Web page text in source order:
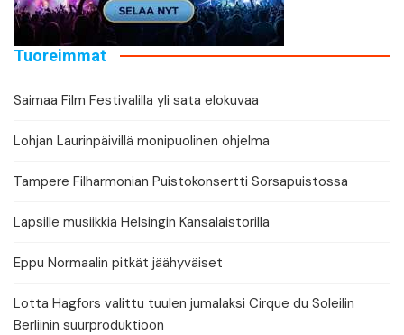
Tuoreimmat
Saimaa Film Festivalilla yli sata elokuvaa
Lohjan Laurinpäivillä monipuolinen ohjelma
Tampere Filharmonian Puistokonsertti Sorsapuistossa
Lapsille musiikkia Helsingin Kansalaistorilla
Eppu Normaalin pitkät jäähyväiset
Lotta Hagfors valittu tuulen jumalaksi Cirque du Soleilin
Berliinin suurproduktioon